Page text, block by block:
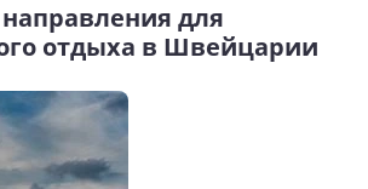
для
отдыха в Швейцарии